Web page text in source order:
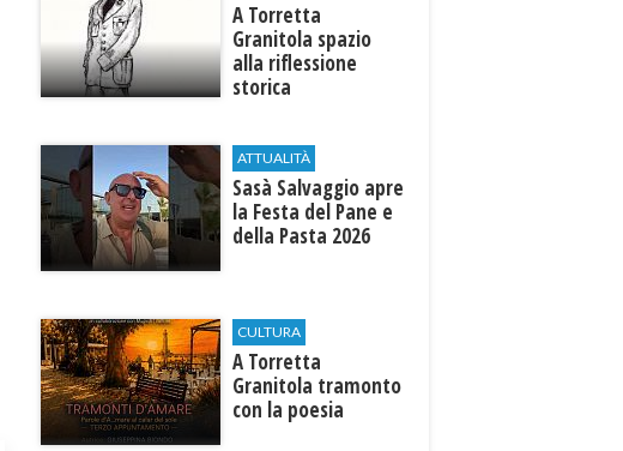
​A Torretta
Granitola spazio
alla riflessione
storica
ATTUALITÀ
Sasà Salvaggio apre
la Festa del Pane e
della Pasta 2026
CULTURA
​A Torretta
Granitola tramonto
con la poesia